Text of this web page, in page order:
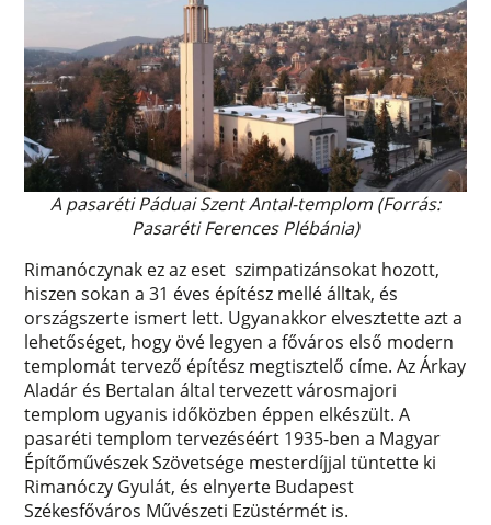
A pasaréti Páduai Szent Antal-templom (Forrás:
Pasaréti Ferences Plébánia)
Rimanóczynak ez az eset szimpatizánsokat hozott,
hiszen sokan a 31 éves építész mellé álltak, és
országszerte ismert lett. Ugyanakkor elvesztette azt a
lehetőséget, hogy övé legyen a főváros első modern
templomát tervező építész megtisztelő címe. Az Árkay
Aladár és Bertalan által tervezett városmajori
templom ugyanis időközben éppen elkészült. A
pasaréti templom tervezéséért 1935-ben a Magyar
Építőművészek Szövetsége mesterdíjjal tüntette ki
Rimanóczy Gyulát, és elnyerte Budapest
Székesfőváros Művészeti Ezüstérmét is.